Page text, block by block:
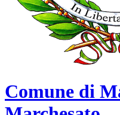
Comune di